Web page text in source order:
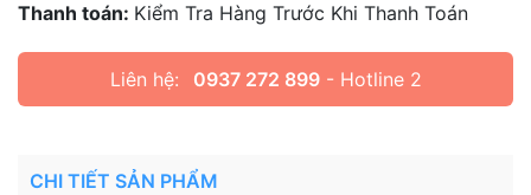
Thanh toán: Kiểm Tra Hàng Trước Khi Thanh Toán
Liên hệ: 0937 272 899- Hotline 2
CHI TIẾT SẢN PHẨM